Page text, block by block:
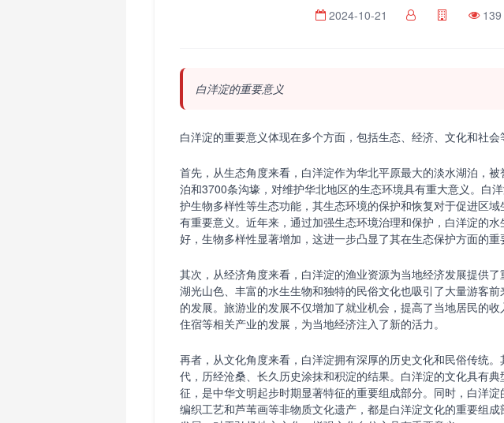
2024-10-21
白洋淀的重要意义
白洋淀的重要意义体现在多个方面，包括生态、经济、文化和社会
首先，从生态角度来看，白洋淀作为华北平原最大的淡水湖泊，被
泊和3700条沟壕，对维护华北地区的生态环境具有重大意义。白
护生物多样性等生态功能，其生态环境的保护和恢复对于促进区
有重要意义。近年来，通过加强生态环境治理和保护，白洋淀的
好，生物多样性显著增加，这进一步凸显了其在生态保护方面的重
其次，从经济角度来看，白洋淀的渔业资源为当地经济发展提供
湖光山色、丰富的水生生物和独特的民俗文化也吸引了大量游客
的发展。旅游业的发展不仅增加了就业机会，提高了当地居民的收
住宿等相关产业的发展，为当地经济注入了新的活力。
再者，从文化角度来看，白洋淀拥有深厚的历史文化和民俗传统
代，历经沧桑、长久历史涂抹和积淀的结果。白洋淀的文化具有
征，是中华文明起步时期显著特征的重要组成部分。同时，白洋
编织工艺和芦苇画等非物质文化遗产，都是白洋淀文化的重要组